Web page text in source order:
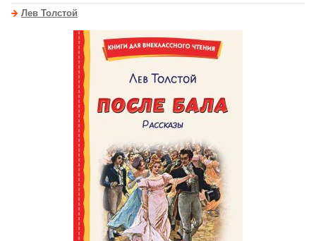
Лев Толстой